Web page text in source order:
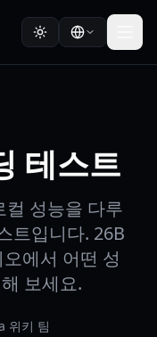
테스트
컬 성능을 다루
트입니다. 26B
에서 어떤 성
보세요.
위키 팀